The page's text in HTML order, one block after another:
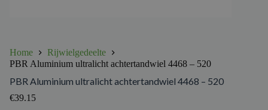
Home
Rijwielgedeelte
PBR Aluminium ultralicht achtertandwiel 4468 – 520
PBR Aluminium ultralicht achtertandwiel 4468 – 520
€39.15